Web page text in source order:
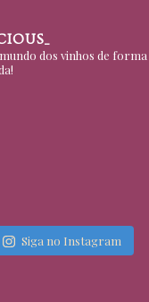
dos vinhos de forma
Siga no Instagram